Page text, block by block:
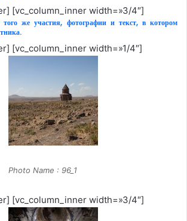
[vc_column_inner width=»3/4″]
того же участия, фотографии и текст, в котором
[vc_column_inner width=»1/4″]
Photo Name : 96_1
[vc_column_inner width=»3/4″]